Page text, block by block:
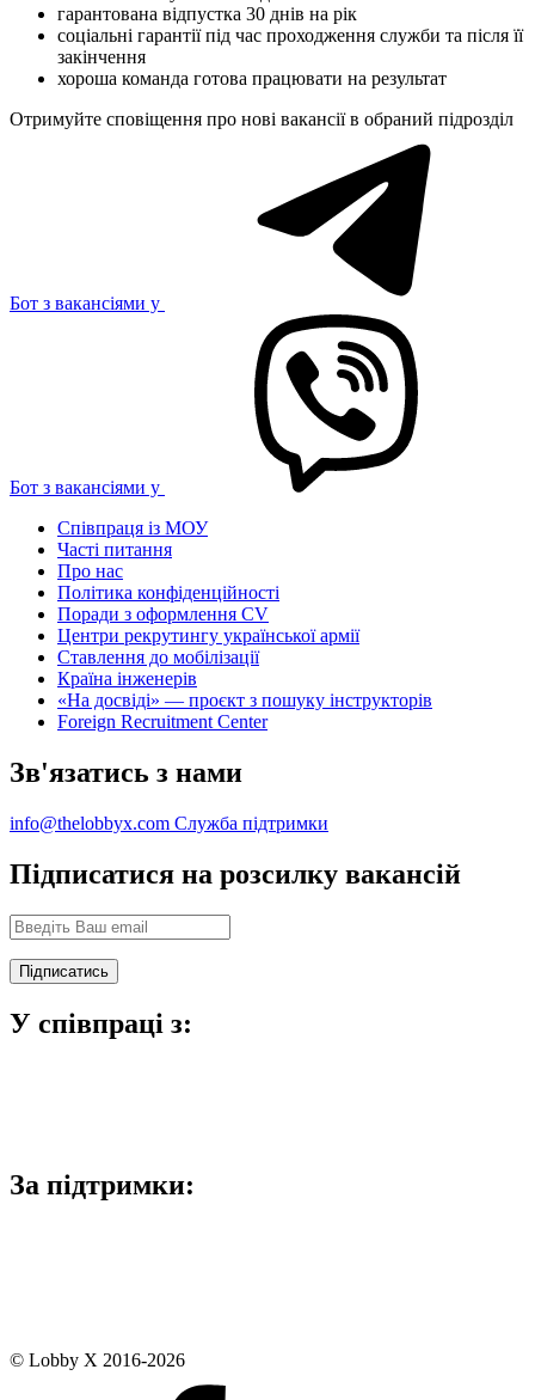
гарантована відпустка 30 днів на рік
соціальні гарантії під час проходження служби та після її
закінчення
хороша команда готова працювати на результат
Отримуйте сповіщення про нові вакансії в обраний підрозділ
Бот з вакансіями у
Бот з вакансіями у
Співпраця із МОУ
Часті питання
Про нас
Політика конфіденційності
Поради з оформлення CV
Центри рекрутингу української армії
Ставлення до мобілізації
Країна інженерів
«На досвіді» — проєкт з пошуку інструкторів
Foreign Recruitment Center
Зв'язатись з нами
info@thelobbyx.com Служба підтримки
Підписатися на розсилку вакансій
У співпраці з:
За підтримки:
© Lobby X 2016-2026